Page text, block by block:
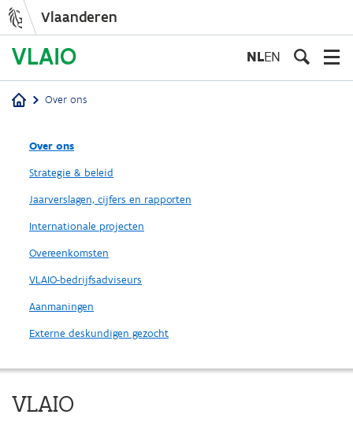
Vlaanderen
NLEN
Over ons
Over ons
Strategie & beleid
Jaarverslagen, cijfers en rapporten
Internationale projecten
Overeenkomsten
VLAIO-bedrijfsadviseurs
Aanmaningen
Externe deskundigen gezocht
VLAIO